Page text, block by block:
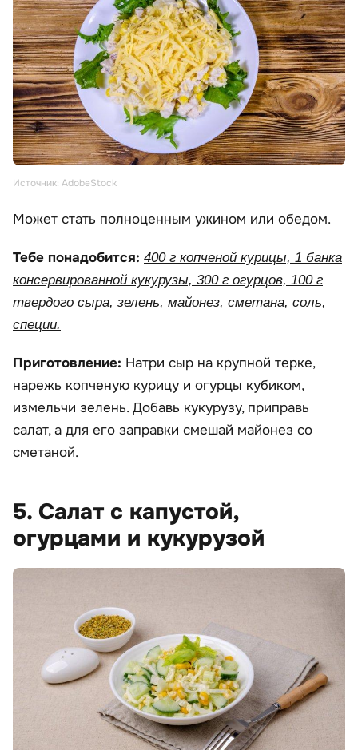
Источник: AdobeStock
Может стать полноценным ужином или обедом.
Тебе понадобится: 400 г копченой курицы, 1 банка
консервированной кукурузы, 300 г огурцов, 100 г
твердого сыра, зелень, майонез, сметана, соль,
специи.
Приготовление: Натри сыр на крупной терке,
нарежь копченую курицу и огурцы кубиком,
измельчи зелень. Добавь кукурузу, приправь
салат, а для его заправки смешай майонез со
сметаной.
5. Салат с капустой,
огурцами и кукурузой